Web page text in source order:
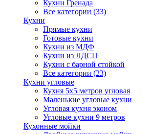
Кухни Гренада
Все категории (33)
Кухни
Прямые кухни
Готовые кухни
Кухни из МДФ
Кухни из ЛДСП
Кухни с барной стойкой
Все категории (23)
Кухни угловые
Кухня 5х5 метров угловая
Маленькие угловые кухни
Угловая кухня эконом
Угловые кухни 9 метров
Кухонные мойки